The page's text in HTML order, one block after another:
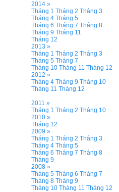
2014 »
Tháng 1 Tháng 2 Tháng 3
Tháng 4 Tháng 5
Tháng 6 Tháng 7 Tháng 8
Tháng 9 Tháng 11
Tháng 12
2013 »
Tháng 1 Tháng 2 Tháng 3
Tháng 5 Tháng 7
Tháng 10 Tháng 11 Tháng 12
2012 »
Tháng 4 Tháng 9 Tháng 10
Tháng 11 Tháng 12
2011 »
Tháng 1 Tháng 2 Tháng 10
2010 »
Tháng 12
2009 »
Tháng 1 Tháng 2 Tháng 3
Tháng 4 Tháng 5
Tháng 6 Tháng 7 Tháng 8
Tháng 9
2008 »
Tháng 5 Tháng 6 Tháng 7
Tháng 8 Tháng 9
Tháng 10 Tháng 11 Tháng 12